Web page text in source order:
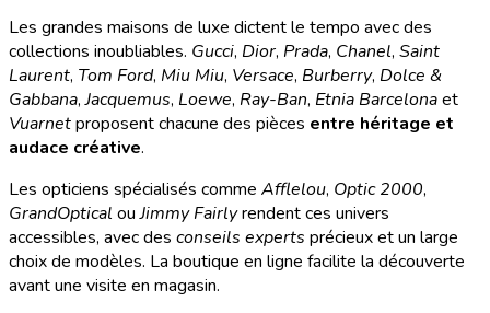
Les grandes maisons de luxe dictent le tempo avec des
collections inoubliables. Gucci, Dior, Prada, Chanel, Saint
Laurent, Tom Ford, Miu Miu, Versace, Burberry, Dolce &
Gabbana,Jacquemus, Loewe, Ray-Ban, Etnia Barcelonaet
Vuarnetproposent chacune des pièces entre héritage et
audace créative.
Les opticiens spécialisés comme Afflelou, Optic 2000,
GrandOptical ouJimmy Fairlyrendent ces univers
accessibles, avec des conseils experts précieux et un large
choix de modèles. La boutique en ligne facilite la découverte
avant une visite en magasin.